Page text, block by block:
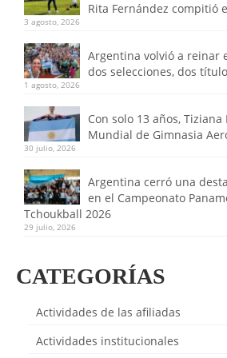
Rita Fernández compitió
3 agosto, 2026
Argentina volvió a reinar
dos selecciones, dos
1 agosto, 2026
Con solo 13 años,
Mundial de Gimnasia
30 julio, 2026
Argentina cerró una
en el Campeonato
Tchoukball 2026
29 julio, 2026
CATEGORÍAS
Actividades de las afiliadas
Actividades institucionales